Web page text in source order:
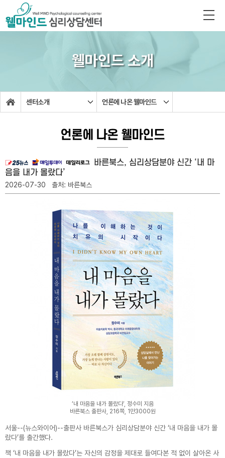
웰마인드 소개
센터소개 언론에 나온 웰마인드
언론에 나온 웰마인드
바른북스, 심리상담분야 신간 ‘내 마
음을 내가 몰랐다’
2026-07-30 출처: 바른북스
‘내 마음을 내가 몰랐다’, 정수미 지음
바른북스 출판사, 216쪽, 1만3000원
서울--(뉴스와이어)--출판사 바른북스가 심리상담분야 신간 ‘내 마음을 내가 몰
랐다’를 출간했다.
책 ‘내 마음을 내가 몰랐다’는 자신의 감정을 제대로 들여다본 적 없이 살아온 사